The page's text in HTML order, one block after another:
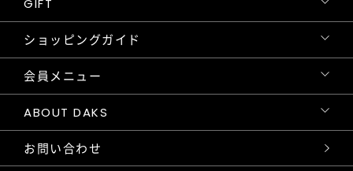
GIFT
ショッピングガイド
会員メニュー
ABOUT DAKS
お問い合わせ